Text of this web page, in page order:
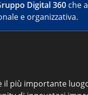
Digital 360 che
e organizzativa.
il più importante